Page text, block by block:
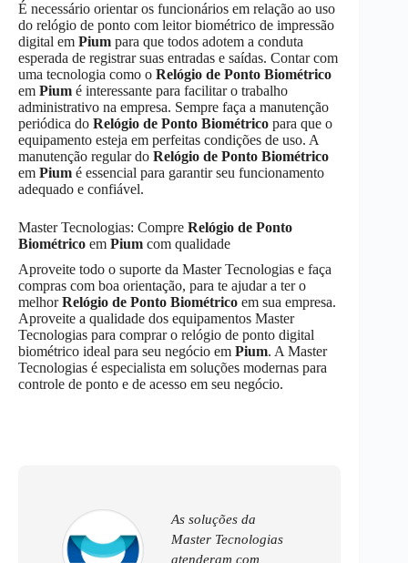
É necessário orientar os funcionários em relação ao uso
do relógio de ponto com leitor biométrico de impressão
digital em Pium para que todos adotem a conduta
esperada de registrar suas entradas e saídas. Contar com
uma tecnologia como o Relógio de Ponto Biométrico
em Pium é interessante para facilitar o trabalho
administrativo na empresa. Sempre faça a manutenção
periódica do Relógio de Ponto Biométrico para que o
equipamento esteja em perfeitas condições de uso. A
manutenção regular do Relógio de Ponto Biométrico
em Pium é essencial para garantir seu funcionamento
adequado e confiável.
Master Tecnologias: Compre Relógio de Ponto
Biométrico em Pium com qualidade
Aproveite todo o suporte da Master Tecnologias e faça
compras com boa orientação, para te ajudar a ter o
melhorRelógio de Ponto Biométrico em sua empresa.
Aproveite a qualidade dos equipamentos Master
Tecnologias para comprar o relógio de ponto digital
biométrico ideal para seu negócio em Pium. A Master
Tecnologias é especialista em soluções modernas para
controle de ponto e de acesso em seu negócio.
As soluções da
Master Tecnologias
atenderam com